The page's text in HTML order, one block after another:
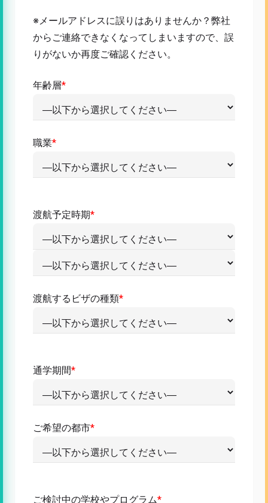
※メールアドレスに誤りはありませんか？弊社
からご連絡できなくなってしまいますので、誤
りがないか再度ご確認ください。
年齢層*
職業*
渡航予定時期*
渡航するビザの種類*
通学期間*
ご希望の都市*
ご検討中の学校やプログラム*